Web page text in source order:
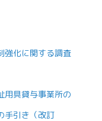
強化に関する調査
用具貸与事業所の
手引き（改訂